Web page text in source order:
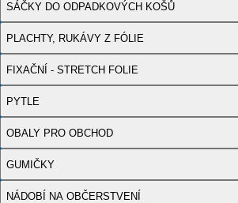
SÁČKY DO ODPADKOVÝCH KOŠŮ
PLACHTY, RUKÁVY Z FÓLIE
FIXAČNÍ - STRETCH FOLIE
PYTLE
OBALY PRO OBCHOD
GUMIČKY
NÁDOBÍ NA OBČERSTVENÍ